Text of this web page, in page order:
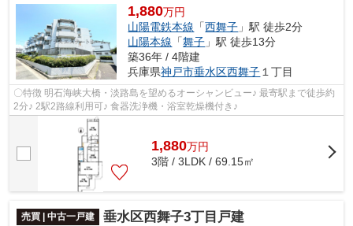
1,880万円
山陽電鉄本線 「西舞子 」駅 徒歩2分
山陽本線 「舞子 」駅 徒歩13分
築36年 / 4階建
兵庫県神戸市垂水区西舞子１丁目
〇特徴 明石海峡大橋・淡路島を望めるオーシャンビュー♪ 最寄駅まで徒歩約
2分♪ 2駅2路線利用可♪ 食器洗浄機・浴室乾燥機付き♪
1,880万円
3階 / 3LDK / 69.15㎡
売買 | 中古一戸建 垂水区西舞子3丁目戸建